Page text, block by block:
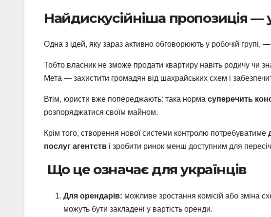
Найдискусійніша пропозиція —
Одна з ідей, яку зараз активно обговорюють у робочій групі, —
Тобто власник не зможе продати квартиру навіть родичу чи
Мета — захистити громадян від шахрайських схем і
Втім, юристи вже попереджають: така норма суперечить
розпоряджатися своїм майном.
Крім того, створення нової системи контролю потребуватиме
послуг агентств і зробити ринок менш доступним для
Що це означає для українців
Для орендарів: можливе зростання комісій або зміна
можуть бути закладені у вартість оренди.